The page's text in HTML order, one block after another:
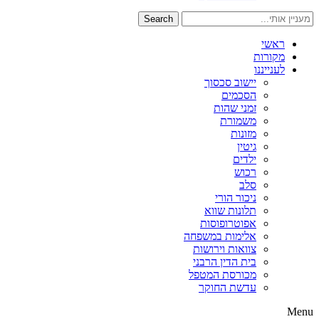
Search
ראשי
מקורות
לענייננו
יישוב סכסוך
הסכמים
זמני שהות
משמורת
מזונות
גיטין
ילדים
רכוש
סלב
ניכור הורי
תלונות שווא
אפוטרופוסות
אלימות במשפחה
צוואות וירושות
בית הדין הרבני
מכורסת המטפל
עדשת החוקר
Menu